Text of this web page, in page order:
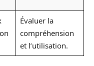
Évaluer la
compréhension
et l’utilisation.